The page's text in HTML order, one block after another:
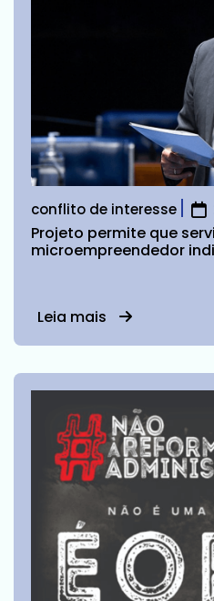
conflito de interesse
Projeto permite que
microempreendedor
Leia mais